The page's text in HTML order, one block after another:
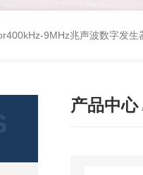
9MHz兆声波数字发生
产品中心